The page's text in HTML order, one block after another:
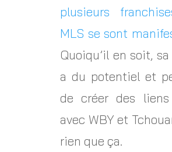
plusieurs
MLS se sont
Quoiqu’il en soit,
a du potentiel et
de créer des
avec WBY et
rien que ça.